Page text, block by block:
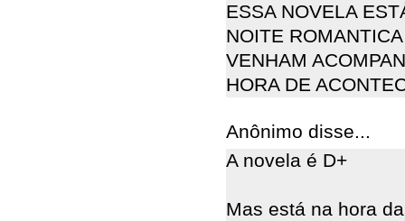
ESSA NOVELA
NOITE
VENHAM
HORA DE
Anônimo disse...
A novela é D+
Mas está na hora